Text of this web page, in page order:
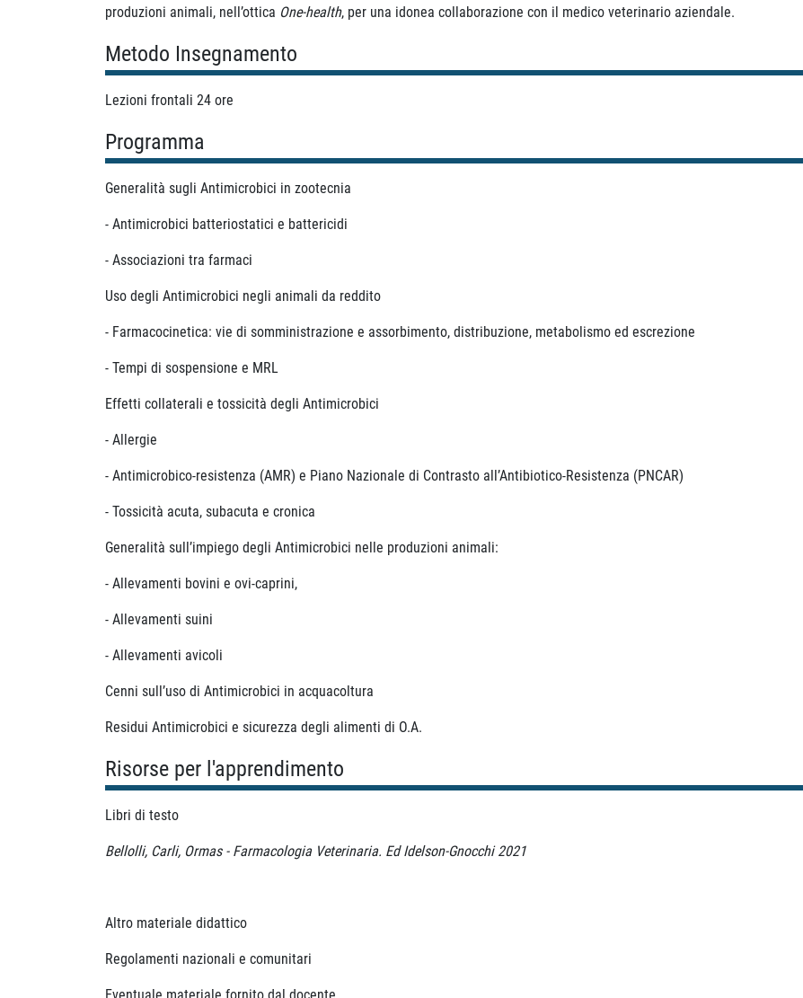
produzioni animali, nell’ottica One-health, per una idonea collaborazione con il medico veterinario aziendale.
Metodo Insegnamento
Lezioni frontali 24 ore
Programma
Generalità sugli Antimicrobici in zootecnia
- Antimicrobici batteriostatici e battericidi
- Associazioni tra farmaci
Uso degli Antimicrobici negli animali da reddito
- Farmacocinetica: vie di somministrazione e assorbimento, distribuzione, metabolismo ed escrezione
- Tempi di sospensione e MRL
Effetti collaterali e tossicità degli Antimicrobici
- Allergie
- Antimicrobico-resistenza (AMR) e Piano Nazionale di Contrasto all’Antibiotico-Resistenza (PNCAR)
- Tossicità acuta, subacuta e cronica
Generalità sull’impiego degli Antimicrobici nelle produzioni animali:
- Allevamenti bovini e ovi-caprini,
- Allevamenti suini
- Allevamenti avicoli
Cenni sull’uso di Antimicrobici in acquacoltura
Residui Antimicrobici e sicurezza degli alimenti di O.A.
Risorse per l'apprendimento
Libri di testo
Bellolli, Carli, Ormas - Farmacologia Veterinaria. Ed Idelson-Gnocchi 2021
Altro materiale didattico
Regolamenti nazionali e comunitari